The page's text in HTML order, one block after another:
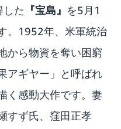
した 『宝島』 を5月1
。1952年、米軍統治
から物資を奪い困窮
アギヤー」と呼ばれ
く感動大作です。妻
すず氏、窪田正孝